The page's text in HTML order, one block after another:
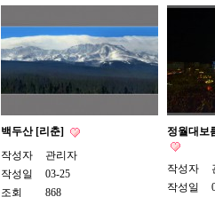
백두산 [리춘]
작성자
관리자
작성일
03-25
조회
868
정월대보
작성자
작성일